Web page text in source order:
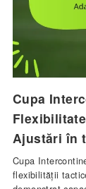
Cupa
Ajustări în
Cupa
flexibilității